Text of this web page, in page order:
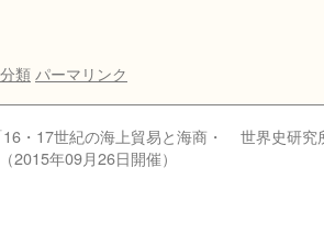
類 パーマリンク
・17世紀の海上貿易と海商・
2015年09月26日開催）
世界史研究